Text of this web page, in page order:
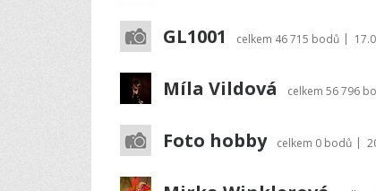
GL1001 celkem 46 715 bodů |
Míla Vildová celkem 56 796
Foto hobby celkem 0 bodů |